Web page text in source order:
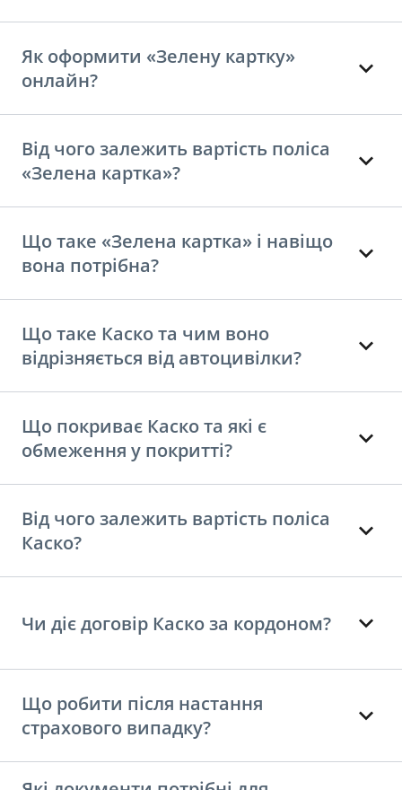
Як оформити «Зелену картку»
онлайн?
Від чого залежить вартість поліса
«Зелена картка»?
Що таке «Зелена картка» і навіщо
вона потрібна?
Що таке Каско та чим воно
відрізняється від автоцивілки?
Що покриває Каско та які є
обмеження у покритті?
Від чого залежить вартість поліса
Каско?
Чи діє договір Каско за кордоном?
Що робити після настання
страхового випадку?